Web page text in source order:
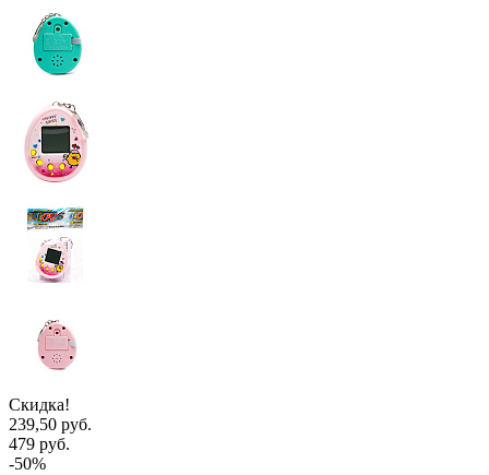
Скидка!
239,50 руб.
479 руб.
-50%